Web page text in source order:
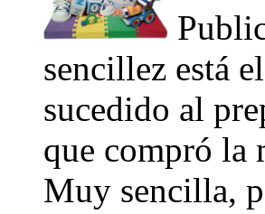
sencillez está
sucedido al
que compró la
Muy sencilla,